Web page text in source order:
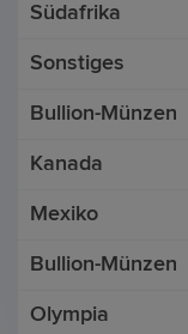
Südafrika
Sonstiges
Bullion-Münzen
Kanada
Mexiko
Bullion-Münzen
Olympia